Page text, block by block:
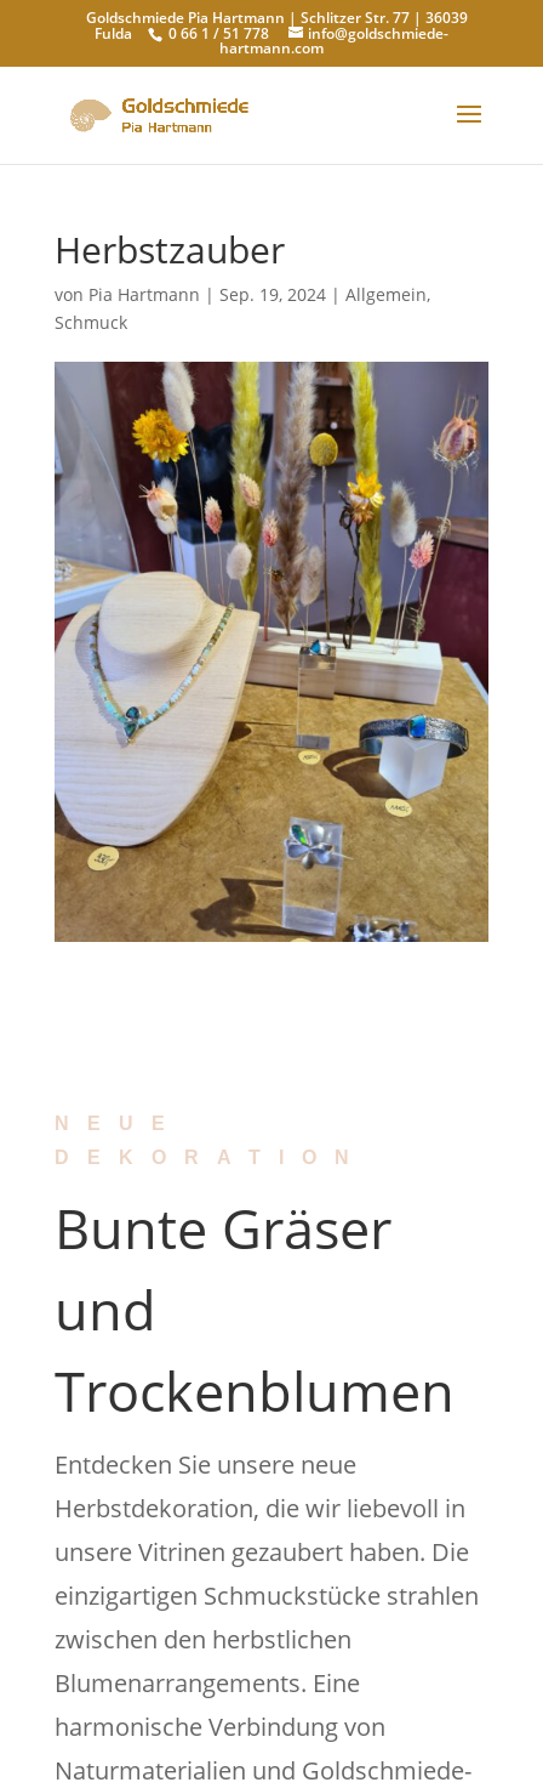
Goldschmiede Pia Hartmann | Schlitzer Str. 77 | 36039
Fulda 0 66 1 / 51 778 info@goldschmiede-
hartmann.com
Herbstzauber
von Pia Hartmann | Sep. 19, 2024| Allgemein,
Schmuck
NEUE
DEKORATION
Bunte Gräser
und
Trockenblumen
Entdecken Sie unsere neue
Herbstdekoration, die wir liebevoll in
unsere Vitrinen gezaubert haben. Die
einzigartigen Schmuckstücke strahlen
zwischen den herbstlichen
Blumenarrangements. Eine
harmonische Verbindung von
Naturmaterialien und Goldschmiede-